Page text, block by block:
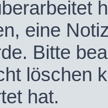
eine
Bitte
löschen
hat.